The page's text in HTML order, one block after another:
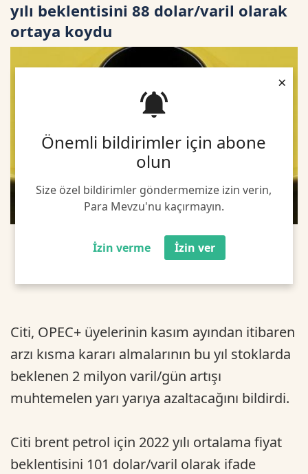
Önemli bildirimler için abone
olun
Size özel bildirimler göndermemize izin verin,
Para Mevzu'nu kaçırmayın.
İzin verme İzin ver
×
yılı beklentisini 88 dolar/varil olarak
ortaya koydu
Citi, OPEC+ üyelerinin kasım ayından itibaren
arzı kısma kararı almalarının bu yıl stoklarda
beklenen 2 milyon varil/gün artışı
muhtemelen yarı yarıya azaltacağını bildirdi.
Citi brent petrol için 2022 yılı ortalama fiyat
beklentisini 101 dolar/varil olarak ifade